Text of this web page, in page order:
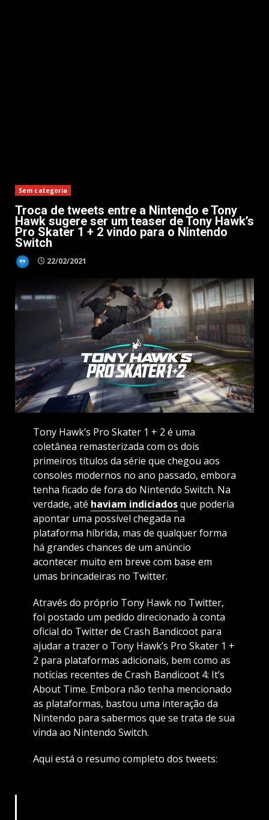
Sem categoria
Troca de tweets entre a Nintendo e Tony
Hawk sugere ser um teaser de Tony Hawk’s
Pro Skater 1 + 2 vindo para o Nintendo
Switch
22/02/2021
Tony Hawk’s Pro Skater 1 + 2 é uma
coletânea remasterizada com os dois
primeiros títulos da série que chegou aos
consoles modernos no ano passado, embora
tenha ficado de fora do Nintendo Switch. Na
verdade, até haviam indiciadosque poderia
apontar uma possível chegada na
plataforma híbrida, mas de qualquer forma
há grandes chances de um anúncio
acontecer muito em breve com base em
umas brincadeiras no Twitter.
Através do próprio Tony Hawk no Twitter,
foi postado um pedido direcionado à conta
oficial do Twitter de Crash Bandicoot para
ajudar a trazer o Tony Hawk’s Pro Skater 1 +
2 para plataformas adicionais, bem como as
notícias recentes de Crash Bandicoot 4: It’s
About Time. Embora não tenha mencionado
as plataformas, bastou uma interação da
Nintendo para sabermos que se trata de sua
vinda ao Nintendo Switch.
Aqui está o resumo completo dos tweets: